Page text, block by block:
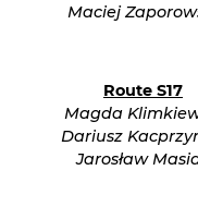
Maciej
Route S17
Magda
Dariusz
Jarosław